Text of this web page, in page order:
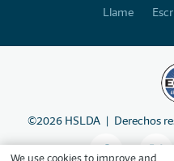
Llame
©2026 HSLDA Derechos
We use cookiesto improve and